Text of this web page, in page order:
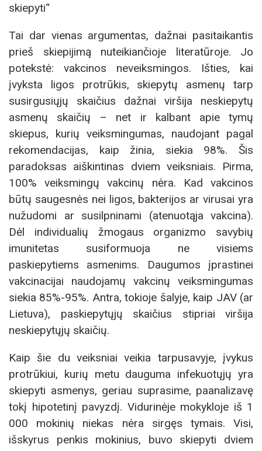
skiepyti“
Tai dar vienas argumentas, dažnai pasitaikantis
prieš skiepijimą nuteikiančioje literatūroje. Jo
potekstė: vakcinos neveiksmingos. Išties, kai
įvyksta ligos protrūkis, skiepytų asmenų tarp
susirgusiųjų skaičius dažnai viršija neskiepytų
asmenų skaičių – net ir kalbant apie tymų
skiepus, kurių veiksmingumas, naudojant pagal
rekomendacijas, kaip žinia, siekia 98%. Šis
paradoksas aiškintinas dviem veiksniais. Pirma,
100% veiksmingų vakcinų nėra. Kad vakcinos
būtų saugesnės nei ligos, bakterijos ar virusai yra
nužudomi ar susilpninami (atenuotąja vakcina).
Dėl individualių žmogaus organizmo savybių
imunitetas susiformuoja ne visiems
paskiepytiems asmenims. Daugumos įprastinei
vakcinacijai naudojamų vakcinų veiksmingumas
siekia 85%-95%. Antra, tokioje šalyje, kaip JAV (ar
Lietuva), paskiepytųjų skaičius stipriai viršija
neskiepytųjų skaičių.
Kaip šie du veiksniai veikia tarpusavyje, įvykus
protrūkiui, kurių metu dauguma infekuotųjų yra
skiepyti asmenys, geriau suprasime, paanalizavę
tokį hipotetinį pavyzdį. Vidurinėje mokykloje iš 1
000 mokinių niekas nėra sirgęs tymais. Visi,
išskyrus penkis mokinius, buvo skiepyti dviem